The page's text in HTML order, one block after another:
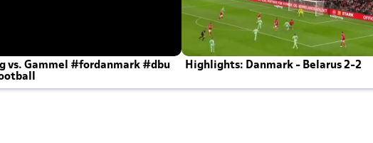
vs. Gammel #fordanmark #dbu
Highlights: Danmark - Belarus 2-2